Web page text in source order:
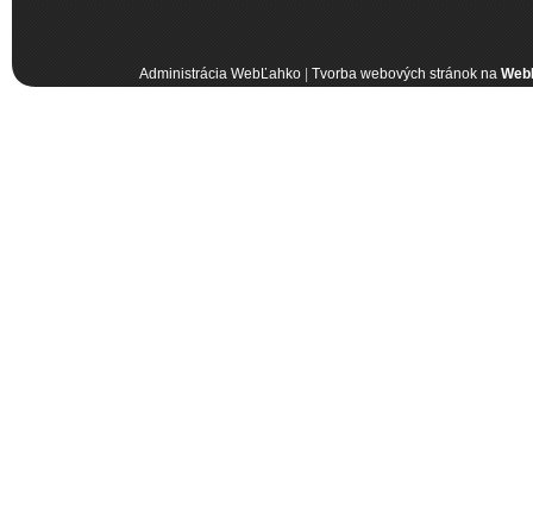
Administrácia WebĽahko| Tvorba webových stránok na